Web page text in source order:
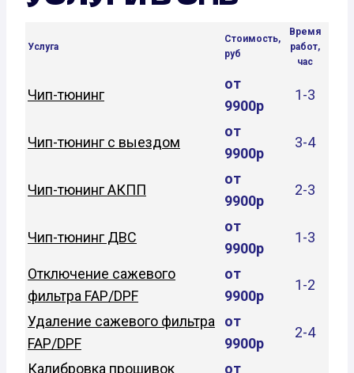
Услуга
Стоимость,
руб
Время
работ,
час
Чип-тюнинг
от
9900р
1-3
Чип-тюнинг с выездом
от
9900р
3-4
Чип-тюнинг АКПП
от
9900р
2-3
Чип-тюнинг ДВС
от
9900р
1-3
Отключение сажевого
фильтра FAP/DPF
от
9900р
1-2
Удаление сажевого фильтра
FAP/DPF
от
9900р
2-4
Калибровка прошивок
от